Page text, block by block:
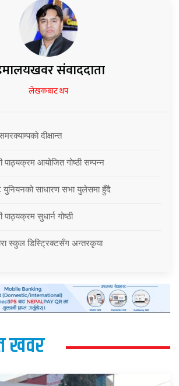
संवाददाता
लेखकबाट थप
दीक्षान्त
पाठ्यक्रम आयोजित गोष्ठी सम्पन्न
साधारण सभा युलेसमा हुँदै
पाठ्यक्रम सुधार्न गोष्ठी
स्कुल डिस्ट्रिक्टसँग अन्तरकृया
खवर